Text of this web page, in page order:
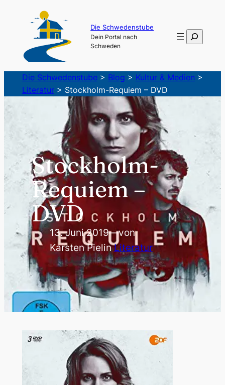
springen
Die Schwedenstube
Dein Portal nach
Schweden
Suchen
Die Schwedenstube> Blog > Kultur & Medien >
Literatur> Stockholm-Requiem – DVD
Stockholm-
Requiem –
DVD
13. Juni 2019—von
Karsten PielinLiteratur